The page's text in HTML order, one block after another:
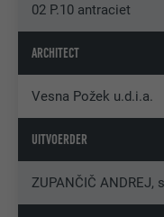
02 P.10 antraciet
ARCHITECT
Vesna Požek u.d.i.a.
UITVOERDER
ZUPANČIČ ANDREJ,